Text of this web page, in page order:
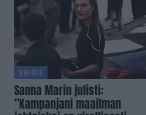
VIIHDE
Sanna Marin julisti:
”Kampanjani maailman